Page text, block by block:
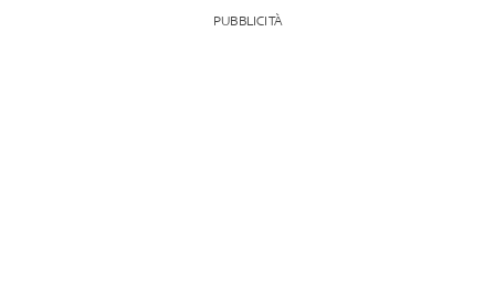
PUBBLICITÀ